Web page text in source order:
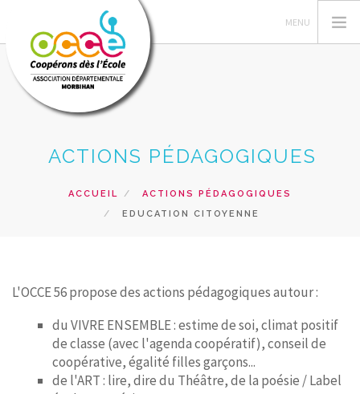
GÉRER SA COOPÉRATIVE
ACTIONS PÉDAGOGIQUES
RESSOURCES PÉDAGOGIQUES
ACTIONS PÉDAGOGIQUES
ACCUEIL
ACTIONS PÉDAGOGIQUES
EDUCATION CITOYENNE
L'OCCE 56 propose des actions pédagogiques autour :
du VIVRE ENSEMBLE : estime de soi, climat positif
de classe (avec l'agenda coopératif), conseil de
coopérative, égalité filles garçons...
de l'ART : lire, dire du Théâtre, de la poésie / Label